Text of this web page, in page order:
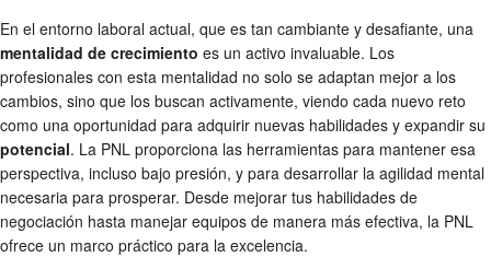
En el entorno laboral actual, que es tan cambiante y desafiante, una
mentalidad de crecimiento es un activo invaluable. Los
profesionales con esta mentalidad no solo se adaptan mejor a los
cambios, sino que los buscan activamente, viendo cada nuevo reto
como una oportunidad para adquirir nuevas habilidades y expandir su
potencial. La PNL proporciona las herramientas para mantener esa
perspectiva, incluso bajo presión, y para desarrollar la agilidad mental
necesaria para prosperar. Desde mejorar tus habilidades de
negociación hasta manejar equipos de manera más efectiva, la PNL
ofrece un marco práctico para la excelencia.